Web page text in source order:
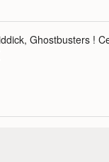
Ghostbusters !